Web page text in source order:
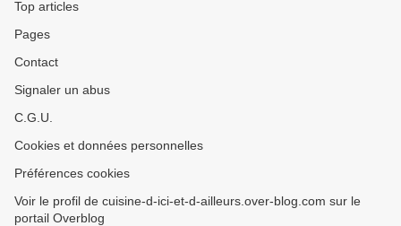
Top articles
Pages
Contact
Signaler un abus
C.G.U.
Cookies et données personnelles
Préférences cookies
Voir le profil de cuisine-d-ici-et-d-ailleurs.over-blog.com sur le
portail Overblog